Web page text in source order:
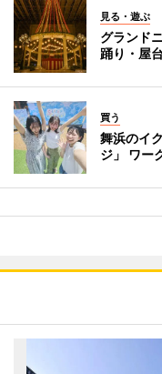
見る・遊ぶ
グランド
踊り・屋
買う
舞浜のイ
ジ」 ワー